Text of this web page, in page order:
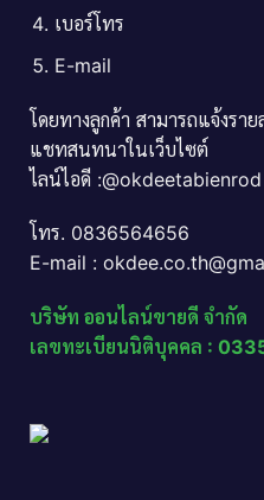
เบอร์โทร
E-mail
โดยทางลูกค้า สามารถแจ้งราย
แชทสนทนาในเว็บไซต์
ไลน์ไอดี :@okdeetabienrod
โทร. 0836564656
E-mail :
บริษัท ออนไลน์ขายดี จำกัด
เลขทะเบียนนิติบุคคล :